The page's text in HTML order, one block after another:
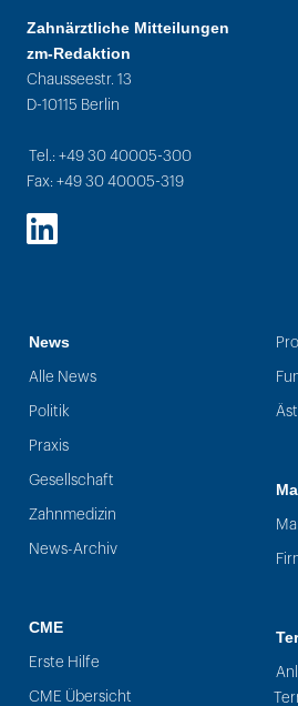
Zahnärztliche Mitteilungen
zm-Redaktion
Chausseestr. 13
D-10115 Berlin
Tel.: +49 30 40005-300
Fax: +49 30 40005-319
LinkedIn
News
Alle News
Politik
Praxis
Gesellschaft
Zahnmedizin
News-Archiv
CME
Erste Hilfe
CME Übersicht